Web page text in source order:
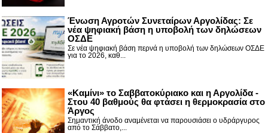
Ένωση Αγροτών Συνεταίρων Αργολίδας: Σε
νέα ψηφιακή βάση η υποβολή των δηλώσεων
ΟΣΔΕ
Σε νέα ψηφιακή βάση περνά η υποβολή των δηλώσεων ΟΣΔΕ
για το 2026, καθ...
«Καμίνι» το Σαββατοκύριακο και η Αργολίδα -
Στου 40 βαθμούς θα φτάσει η θερμοκρασία στο
Άργος
Σημαντική άνοδο αναμένεται να παρουσιάσει ο υδράργυρος
από το Σάββατο,...